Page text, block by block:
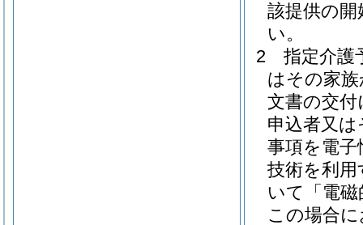
該提供の
い。
2
指定介護
はその家
文書の交
申込者又
事項を電
技術を利
いて「電
この場合